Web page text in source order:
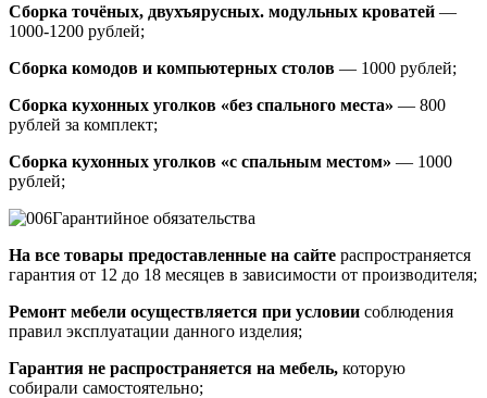
Сборка точёных, двухъярусных. модульных кроватей —
1000-1200 рублей;
Сборка комодов и компьютерных столов — 1000 рублей;
Сборка кухонных уголков «без спального места» — 800
рублей за комплект;
Сборка кухонных уголков «с спальным местом» — 1000
рублей;
Гарантийное обязательства
На все товары предоставленные на сайте распространяется
гарантия от 12 до 18 месяцев в зависимости от производителя;
Ремонт мебели осуществляется при условии соблюдения
правил эксплуатации данного изделия;
Гарантия не распространяется на мебель, которую
собирали самостоятельно;